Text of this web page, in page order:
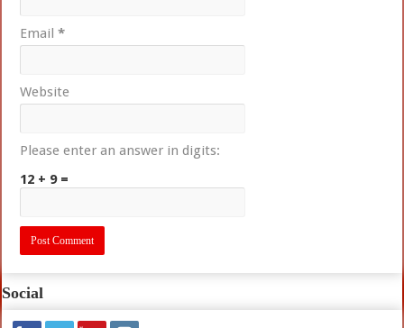
Email*
Website
Please enter an answer in digits:
12 + 9 =
Social